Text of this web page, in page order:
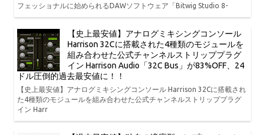
フェッショナルに始められるDAWソフトウェア「Bitwig Studio 8-
【史上最安値】アナログミキシングコンソール
Harrison 32Cに搭載された4種類のモジュールを
組み合わせた公式チャンネルストリッププラグ
イン Harrison Audio「32C Bus」が83%OFF、24
ドル圧倒的過去最安値に！！
【史上最安値】アナログミキシングコンソール Harrison 32Cに搭載され
た4種類のモジュールを組み合わせた公式チャンネルストリッププラグ
イン Harr